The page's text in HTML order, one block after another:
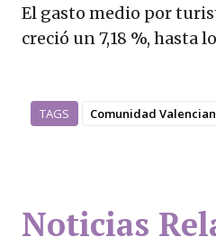
El gasto medio por
creció un 7,18 %, hasta
TAGS Comunidad
Noticias